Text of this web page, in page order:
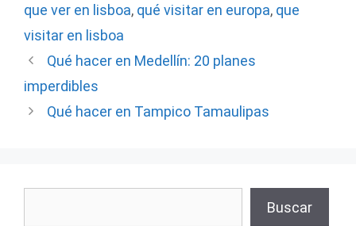
que ver en lisboa, qué visitar en europa, que
visitar en lisboa
Qué hacer en Medellín: 20 planes
imperdibles
Qué hacer en Tampico Tamaulipas
Buscar